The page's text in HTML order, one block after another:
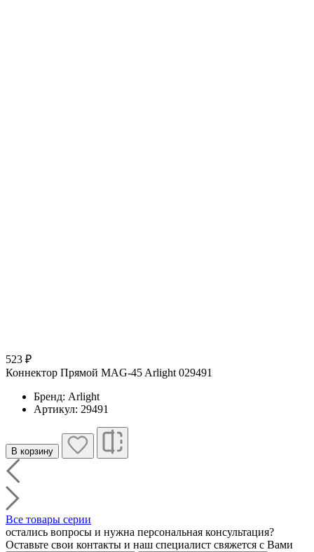
523 ₽
Коннектор Прямой MAG-45 Arlight 029491
Бренд: Arlight
Артикул: 29491
В корзину
Все товары серии
остались вопросы и нужна персональная консультация?
Оставьте свои контакты и наш специалист свяжется с Вами